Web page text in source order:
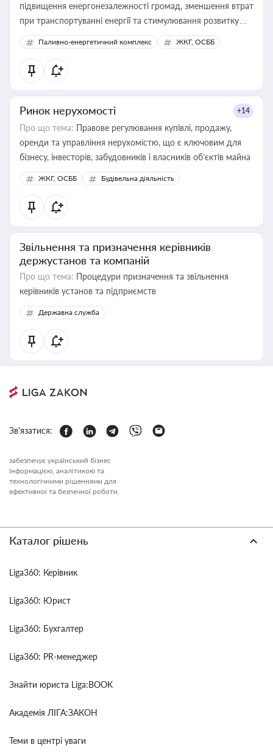
підвищення енергонезалежності громад, зменшення втрат
при транспортуванні енергії та стимулювання розвитку
відновлюваних джерел
Паливно-енергетичний комплекс ЖКГ, ОСББ
Ринок нерухомості +14
Про що тема: Правове регулювання купівлі, продажу,
оренди та управління нерухомістю, що є ключовим для
бізнесу, інвесторів, забудовників і власників об’єктів майна
ЖКГ, ОСББ Будівельна діяльність
Звільнення та призначення керівників
держустанов та компаній
Про що тема: Процедури призначення та звільнення
керівників установ та підприємств
Державна служба
Зв'язатися:
забезпечує український бізнес
інформацією, аналітикою та
технологічними рішеннями для
ефективної та безпечної роботи.
Каталог рішень
Liga360: Керівник
Liga360: Юрист
Liga360: Бухгалтер
Liga360: PR-менеджер
Знайти юриста Liga:BOOK
Академія ЛІГА:ЗАКОН
Теми в центрі уваги